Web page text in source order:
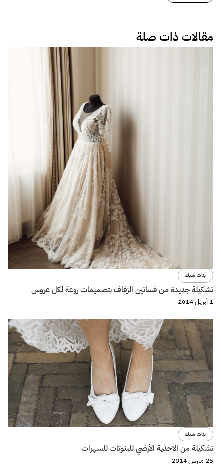
مقالات ذات صلة
بنات شيك
تشكيلة جديدة من فساتين الزفاف بتصميمات روعة لكل عروس
1 أبريل 2014
بنات شيك
تشكيلة من الأحذية الأرضي للبنوتات للسهرات
25 مارس 2014